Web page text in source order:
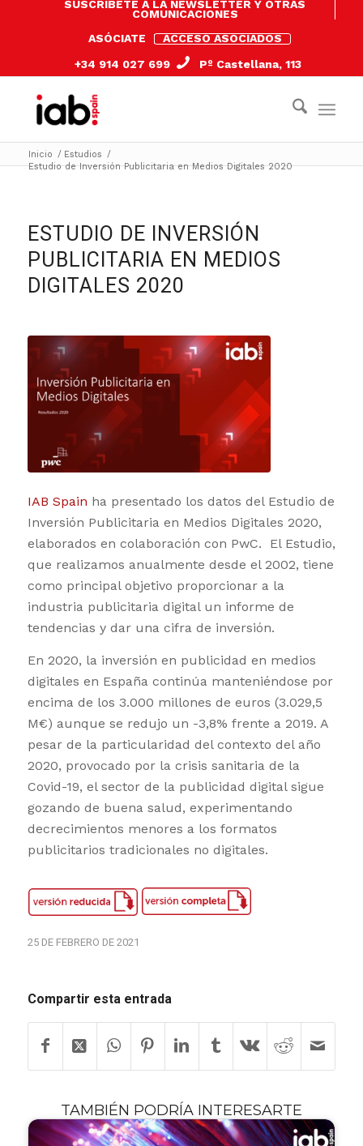
SUSCRÍBETE A LA NEWSLETTER Y OTRAS
COMUNICACIONES
ASÓCIATE
ACCESO ASOCIADOS
+34 914 027 699
Pº Castellana, 113
Inicio / Estudios /
Estudio de Inversión Publicitaria en Medios Digitales 2020
ESTUDIO DE INVERSIÓN
PUBLICITARIA EN MEDIOS
DIGITALES 2020
IAB Spain ha presentado los datos del Estudio de
Inversión Publicitaria en Medios Digitales 2020,
elaborados en colaboración con PwC. El Estudio,
que realizamos anualmente desde el 2002, tiene
como principal objetivo proporcionar a la
industria publicitaria digital un informe de
tendencias y dar una cifra de inversión.
En 2020, la inversión en publicidad en medios
digitales en España continúa manteniéndose por
encima de los 3.000 millones de euros (3.029,5
M€) aunque se redujo un -3,8% frente a 2019. A
pesar de la particularidad del contexto del año
2020, provocado por la crisis sanitaria de la
Covid-19, el sector de la publicidad digital sigue
gozando de buena salud, experimentando
decrecimientos menores a los formatos
publicitarios tradicionales no digitales.
25 DE FEBRERO DE 2021
Compartir esta entrada
TAMBIÉN PODRÍA INTERESARTE